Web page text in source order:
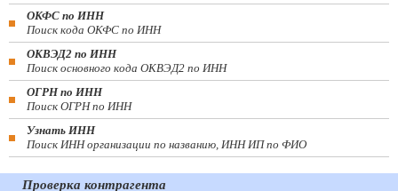
ОКФС по ИНН
Поиск кода ОКФС по ИНН
ОКВЭД2 по ИНН
Поиск основного кода ОКВЭД2 по ИНН
ОГРН по ИНН
Поиск ОГРН по ИНН
Узнать ИНН
Поиск ИНН организации по названию, ИНН ИП по ФИО
Проверка контрагента